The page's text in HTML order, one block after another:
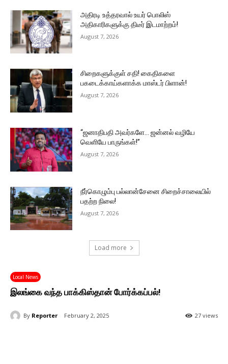
அதிரடி உத்தரவால் உயர் பொலிஸ்
அதிகாரிகளுக்கு திடீர் இடமாற்றம்!
August 7, 2026
சிறைகளுக்குள் சதி! கைதிகளை
பகடைக்காய்களாக்க மாஸ்டர் பிளான்!
August 7, 2026
“ஜனாதிபதி அவர்களே… ஜன்னல் வழியே
வெளியே பாருங்கள்!”
August 7, 2026
நீர்கொழும்பு பல்லான்சேனை சிறைச்சாலையில்
பதற்ற நிலை!
August 7, 2026
Load more
Local News
இலங்கை வந்த பாக்கிஸ்தான் போர்க்கப்பல்!
27 views
By Reporter February 2, 2025